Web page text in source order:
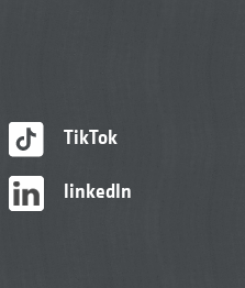
TikTok
linkedIn